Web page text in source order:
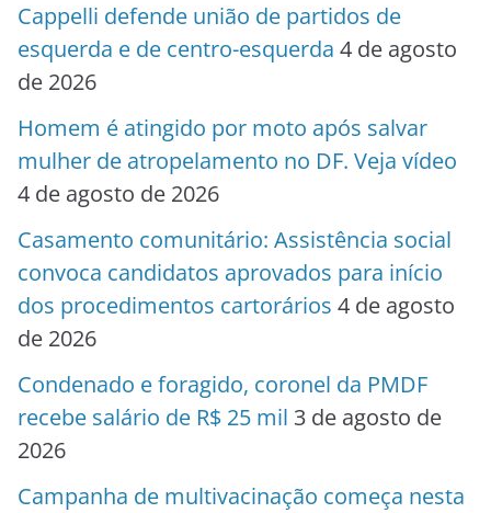
Cappelli defende união de partidos de
esquerda e de centro-esquerda 4 de agosto
de 2026
Homem é atingido por moto após salvar
mulher de atropelamento no DF. Veja vídeo
4 de agosto de 2026
Casamento comunitário: Assistência social
convoca candidatos aprovados para início
dos procedimentos cartorários 4 de agosto
de 2026
Condenado e foragido, coronel da PMDF
recebe salário de R$ 25 mil 3 de agosto de
2026
Campanha de multivacinação começa nesta